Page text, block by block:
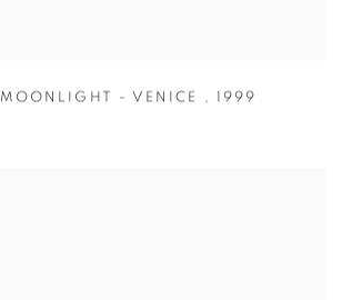
MOONLIGHT - VENICE , 1999